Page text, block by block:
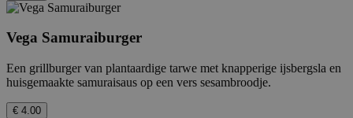
Vega Samuraiburger
Een grillburger van plantaardige tarwe met knapperige ijsbergsla en
huisgemaakte samuraisaus op een vers sesambroodje.
€ 4.00